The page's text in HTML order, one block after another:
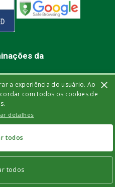
da
Ltda | Rua Miguel de Frias, 150 -
24.220-003 | CNPJ: 32.561.144/0001-
2606-1709. © 2021 bisturi.com.br.
e não substituem, de forma
adequados.
×
a experiência do usuário. Ao
com todos os cookies de
detalhes
todos
todos